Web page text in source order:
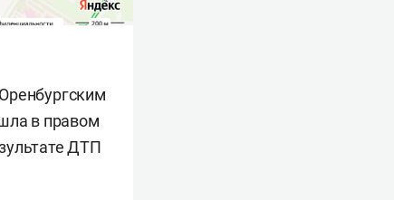
в правом
ДТП